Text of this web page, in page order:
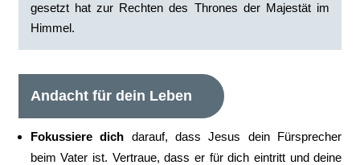
gesetzt hat zur Rechten des Thrones der Majestät im
Himmel.
Andacht für dein Leben
Fokussiere dich darauf, dass Jesus dein Fürsprecher
beim Vater ist. Vertraue, dass er für dich eintritt und deine